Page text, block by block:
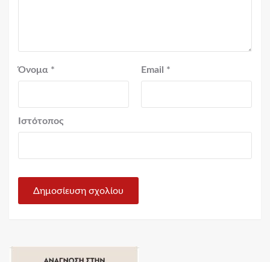
Όνομα * Email *
Ιστότοπος